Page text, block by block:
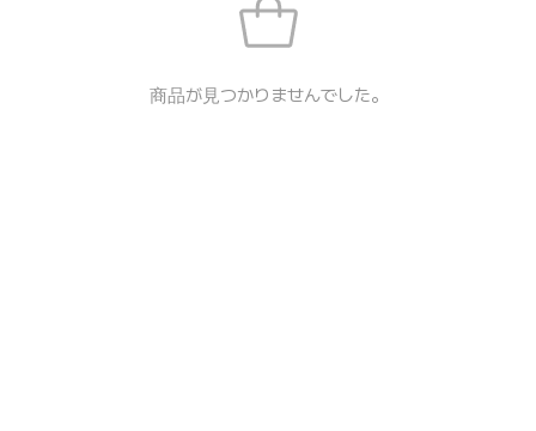
商品が見つかりませんでした。